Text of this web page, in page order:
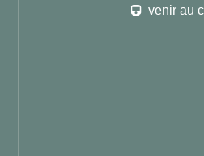
venir au